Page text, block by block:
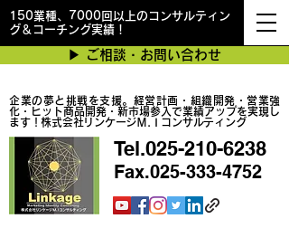
150業種、7000回以上のコンサルティン
グ＆コーチング実績！
企業の夢と挑戦を支援。経営計画・組織開発・営業強
化・ヒット商品開発・新市場参入で業績アップを実現し
ます！株式会社リンケージＭ.Ｉコンサルティング
▶︎ ご相談・お問い合わせ
Tel.025-210-6238
Fax.025-333-4752